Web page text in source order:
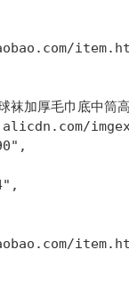
加厚毛巾底中筒